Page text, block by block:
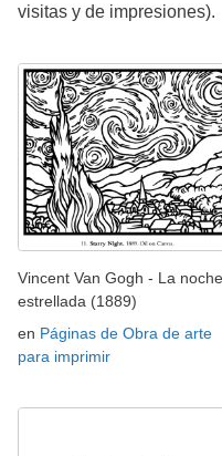
visitas y de impresiones).
Vincent Van Gogh - La noche
estrellada (1889)
en Páginas de Obra de arte
para imprimir